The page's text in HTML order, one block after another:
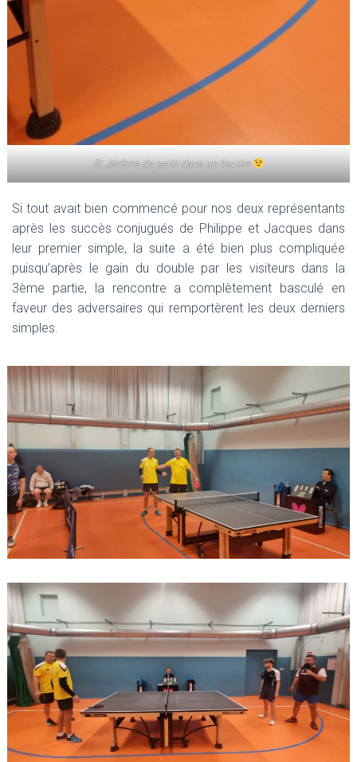
Et Jérôme de partir dans un fou rire
Si tout avait bien commencé pour nos deux représentants
après les succès conjugués de Philippe et Jacques dans
leur premier simple, la suite a été bien plus compliquée
puisqu’après le gain du double par les visiteurs dans la
3ème partie, la rencontre a complètement basculé en
faveur des adversaires qui remportèrent les deux derniers
simples.